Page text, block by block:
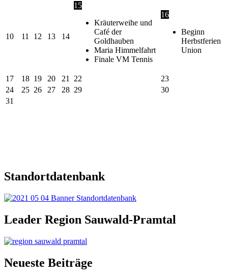
10 11 12 13 14
15
Kräuterweihe und
Café der
Goldhauben
Maria Himmelfahrt
Finale VM Tennis
16
Beginn
Herbstferien
Union
17 18 19 20 21 22
23
24
25 26 27 28 29
30
31
Standortdatenbank
Leader Region Sauwald-Pramtal
Neueste Beiträge